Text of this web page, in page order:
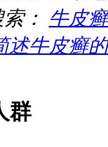
： 牛皮
述牛皮癣
群